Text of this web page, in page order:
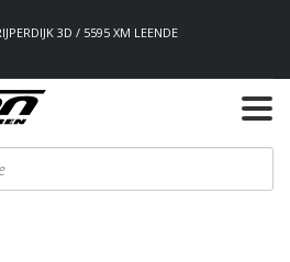
3D / 5595 XM LEENDE